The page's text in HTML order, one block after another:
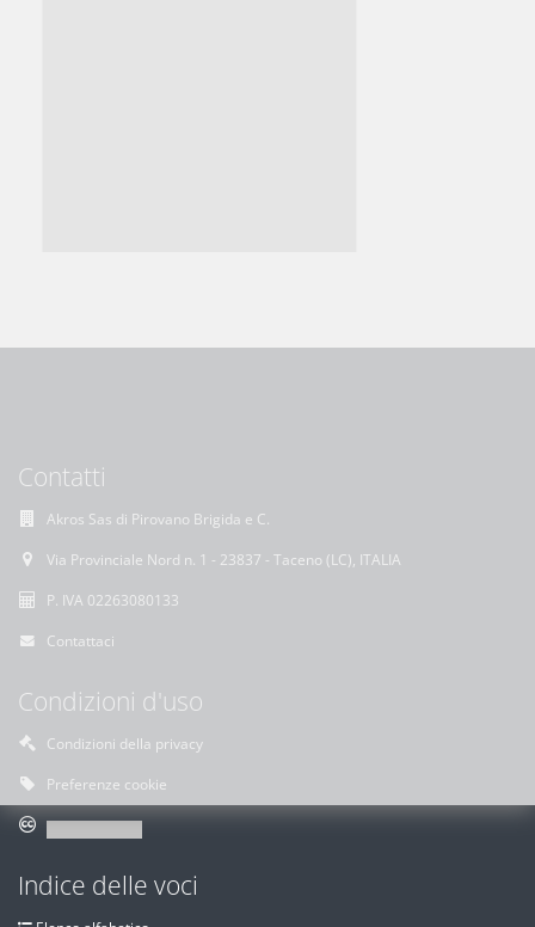
Contatti
Akros Sas di Pirovano Brigida e C.
Via Provinciale Nord n. 1 - 23837 - Taceno (LC), ITALIA
P. IVA 02263080133
Contattaci
Condizioni d'uso
Condizioni della privacy
Preferenze cookie
Indice delle voci